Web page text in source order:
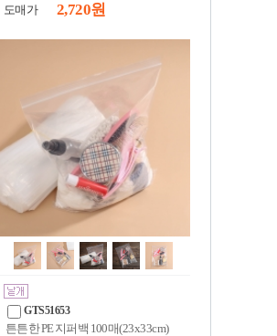
도매가 2,720 원
GTS51653
튼튼한 PE 지퍼백 100매(23x33cm)